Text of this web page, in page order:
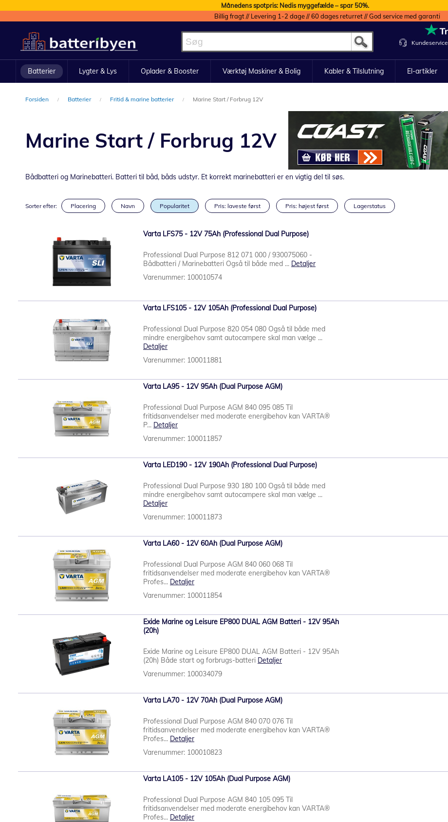
Månedens spotpris: Nedis myggefælde – spar 50%.
Billig fragt // Levering 1-2 dage // 60 dages returret // God service med garanti
to
Content
Kundeservice
Batterier Lygter & Lys Oplader & Booster Værktøj Maskiner & Bolig Kabler & Tilslutning El-artikler
Forsiden Batterier Fritid & marine batterier Marine Start / Forbrug 12V
Marine Start / Forbrug 12V
Bådbatteri og Marinebatteri. Batteri til båd, båds udstyr. Et korrekt marinebatteri er en vigtig del til søs.
Sorter efter: Placering Navn Popularitet Pris: laveste først Pris: højest først Lagerstatus
Varta LFS75 - 12V 75Ah (Professional Dual Purpose)
Professional Dual Purpose 812 071 000 / 930075060 -
Bådbatteri / Marinebatteri Også til både med ... Detaljer
Varenummer: 100010574
Varta LFS105 - 12V 105Ah (Professional Dual Purpose)
Professional Dual Purpose 820 054 080 Også til både med
mindre energibehov samt autocampere skal man vælge ...
Detaljer
Varenummer: 100011881
Varta LA95 - 12V 95Ah (Dual Purpose AGM)
Professional Dual Purpose AGM 840 095 085 Til
fritidsanvendelser med moderate energibehov kan VARTA®
P... Detaljer
Varenummer: 100011857
Varta LED190 - 12V 190Ah (Professional Dual Purpose)
Professional Dual Purpose 930 180 100 Også til både med
mindre energibehov samt autocampere skal man vælge ...
Detaljer
Varenummer: 100011873
Varta LA60 - 12V 60Ah (Dual Purpose AGM)
Professional Dual Purpose AGM 840 060 068 Til
fritidsanvendelser med moderate energibehov kan VARTA®
Profes... Detaljer
Varenummer: 100011854
Exide Marine og Leisure EP800 DUAL AGM Batteri - 12V 95Ah
(20h)
Exide Marine og Leisure EP800 DUAL AGM Batteri - 12V 95Ah
(20h) Både start og forbrugs-batteri Detaljer
Varenummer: 100034079
Varta LA70 - 12V 70Ah (Dual Purpose AGM)
Professional Dual Purpose AGM 840 070 076 Til
fritidsanvendelser med moderate energibehov kan VARTA®
Profes... Detaljer
Varenummer: 100010823
Varta LA105 - 12V 105Ah (Dual Purpose AGM)
Professional Dual Purpose AGM 840 105 095 Til
fritidsanvendelser med moderate energibehov kan VARTA®
Profes... Detaljer